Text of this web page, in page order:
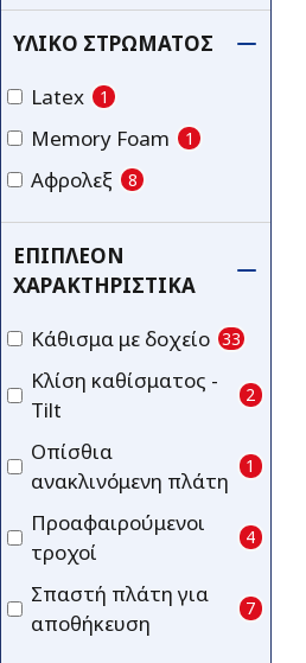
ΥΛΙΚΌ ΣΤΡΏΜΑΤΟΣ
Latex
1
Memory Foam 1
Αφρολεξ 8
ΕΠΙΠΛΈΟΝ
ΧΑΡΑΚΤΗΡΙΣΤΙΚΆ
Κάθισμα με δοχείο 33
Κλίση καθίσματος -
Tilt
2
Οπίσθια
ανακλινόμενη πλάτη
1
Προαφαιρούμενοι
τροχοί
4
Σπαστή πλάτη για
αποθήκευση
7